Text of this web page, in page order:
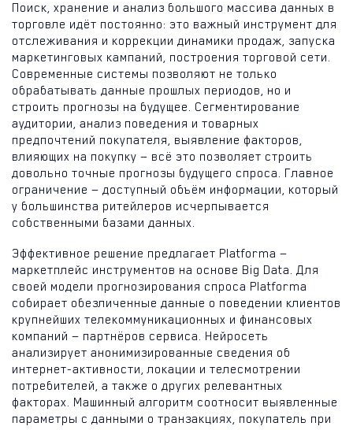
Поиск, хранение и анализ большого массива данных в
торговле идёт постоянно: это важный инструмент для
отслеживания и коррекции динамики продаж, запуска
маркетинговых кампаний, построения торговой сети.
Современные системы позволяют не только
обрабатывать данные прошлых периодов, но и
строить прогнозы на будущее. Сегментирование
аудитории, анализ поведения и товарных
предпочтений покупателя, выявление факторов,
влияющих на покупку — всё это позволяет строить
довольно точные прогнозы будущего спроса. Главное
ограничение — доступный объём информации, который
у большинства ритейлеров исчерпывается
собственными базами данных.
Эффективное решение предлагает Platforma —
маркетплейс инструментов на основе Big Data. Для
своей модели прогнозирования спроса Platforma
собирает обезличенные данные о поведении клиентов
крупнейших телекоммуникационных и финансовых
компаний — партнёров сервиса. Нейросеть
анализирует анонимизированные сведения об
интернет-активности, локации и телесмотрении
потребителей, а также о других релевантных
факторах. Машинный алгоритм соотносит выявленные
параметры с данными о транзакциях, покупатель при